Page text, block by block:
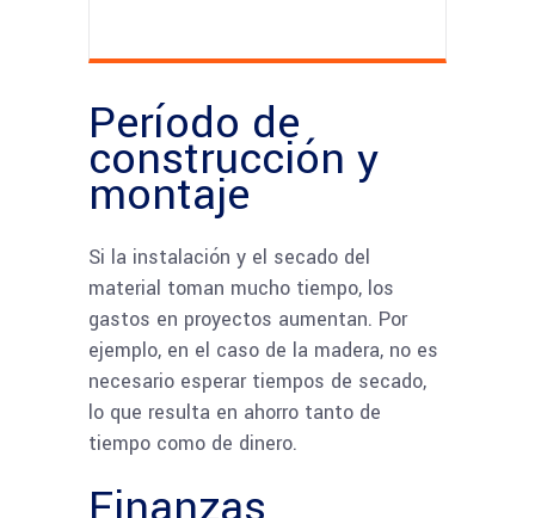
Período de
construcción y
montaje
Si la instalación y el secado del
material toman mucho tiempo, los
gastos en proyectos aumentan. Por
ejemplo, en el caso de la madera, no es
necesario esperar tiempos de secado,
lo que resulta en ahorro tanto de
tiempo como de dinero.